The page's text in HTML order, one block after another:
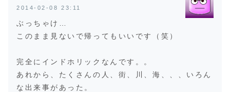
2014-02-08 23:11
ぶっちゃけ…
このまま見ないで帰ってもいいです（笑）
完全にインドホリックなんです。。
あれから、たくさんの人、街、川、海、、、いろん
な出来事があった。